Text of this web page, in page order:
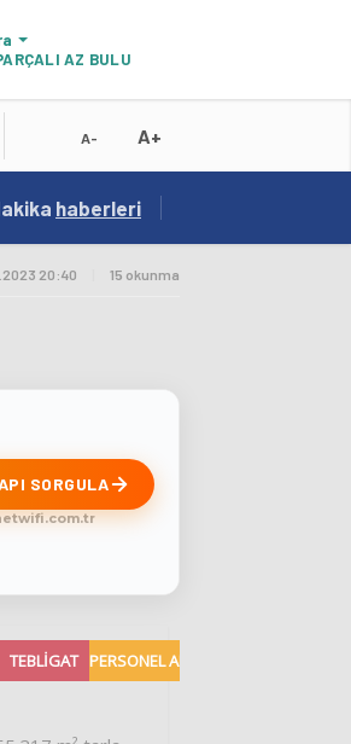
AZ BULUTLU
A- A+
Konya'nın Zengin Mutfağı GastroFest'te
haberleri
20:40 15 okunma
SORGULA